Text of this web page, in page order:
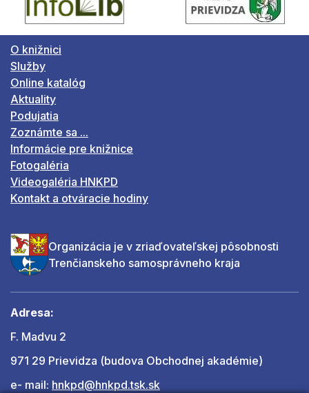
O knižnici
Služby
Online katalóg
Aktuality
Podujatia
Zoznámte sa ...
Informácie pre knižnice
Fotogaléria
Videogaléria HNKPD
Kontakt a otváracie hodiny
Organizácia je v zriaďovateľskej pôsobnosti
Trenčianskeho samosprávneho kraja
Adresa:
F. Madvu 2
971 29 Prievidza (budova Obchodnej akadémie)
e- mail: hnkpd@hnkpd.tsk.sk